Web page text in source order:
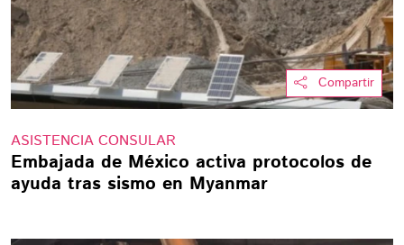
Compartir
ASISTENCIA CONSULAR
Embajada de México activa protocolos de
ayuda tras sismo en Myanmar